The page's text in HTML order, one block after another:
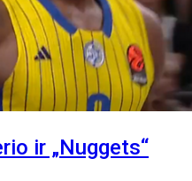
ir „Nuggets“